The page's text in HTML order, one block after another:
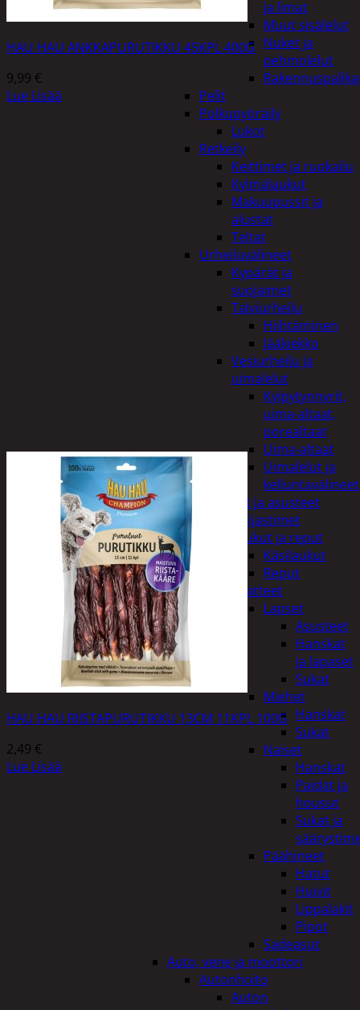
ja limat
Muut sisälelut
Nuket ja
pehmolelut
Pelit
Polkupyöräily
Lukot
Retkeily
Keittimet ja ruokailu
Kylmälaukut
Makuupussit ja
alustat
Teltat
Urheiluvälineet
Kypärät ja
suojaimet
Talviurheilu
Hiihtäminen
Jääkiekko
Vesiurheilu ja
uimalelut
Kylpytynnyrit,
uima-altaat,
porealtaat
Uima-altaat
Uimalelut ja
kelluntavälineet
Vaatteet ja asusteet
Heijastimet
Laukut ja reput
Käsilaukut
Reput
Vaatteet
Lapset
Asusteet
Hanskat
ja lapaset
Sukat
Miehet
Hanskat
Sukat
Naiset
Hanskat
Paidat ja
housut
Sukat ja
Päähineet
Hatut
Huivit
Lippalakit
Pipot
Sadeasut
Auto, vene ja moottori
Autonhoito
Auton
HAU HAU ANKKAPURUTIKKU 45KPL 400G
9,99 €
Lue Lisää
HAU HAU RIISTAPURUTIKKU 13CM 11KPL 100G
2,49 €
Lue Lisää